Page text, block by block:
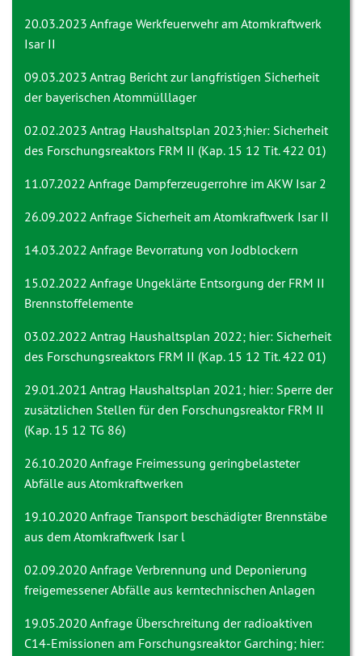
20.03.2023 Anfrage Werkfeuerwehr am Atomkraftwerk
Isar II
09.03.2023 Antrag Bericht zur langfristigen Sicherheit
der bayerischen Atommülllager
02.02.2023 Antrag Haushaltsplan 2023;hier: Sicherheit
des Forschungsreaktors FRM II (Kap. 15 12 Tit. 422 01)
11.07.2022 Anfrage Dampferzeugerrohre im AKW Isar 2
26.09.2022 Anfrage Sicherheit am Atomkraftwerk Isar II
14.03.2022 Anfrage Bevorratung von Jodblockern
15.02.2022 Anfrage Ungeklärte Entsorgung der FRM II
Brennstoffelemente
03.02.2022 Antrag Haushaltsplan 2022; hier: Sicherheit
des Forschungsreaktors FRM II (Kap. 15 12 Tit. 422 01)
29.01.2021 Antrag Haushaltsplan 2021; hier: Sperre der
zusätzlichen Stellen für den Forschungsreaktor FRM II
(Kap. 15 12 TG 86)
26.10.2020 Anfrage Freimessung geringbelasteter
Abfälle aus Atomkraftwerken
19.10.2020 Anfrage Transport beschädigter Brennstäbe
aus dem Atomkraftwerk Isar l
02.09.2020 Anfrage Verbrennung und Deponierung
freigemessener Abfälle aus kerntechnischen Anlagen
19.05.2020 Anfrage Überschreitung der radioaktiven
C14-Emissionen am Forschungsreaktor Garching; hier: